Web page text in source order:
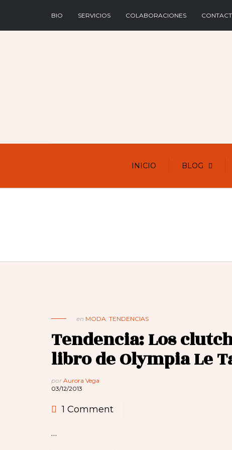
BIO SERVICIOS COLABORACIONES
INICIO BLOG
en MODA, TENDENCIAS
Tendencia: Los
libro de Olympia Le
por Aurora Vega
03/12/2013
1 Comment
…